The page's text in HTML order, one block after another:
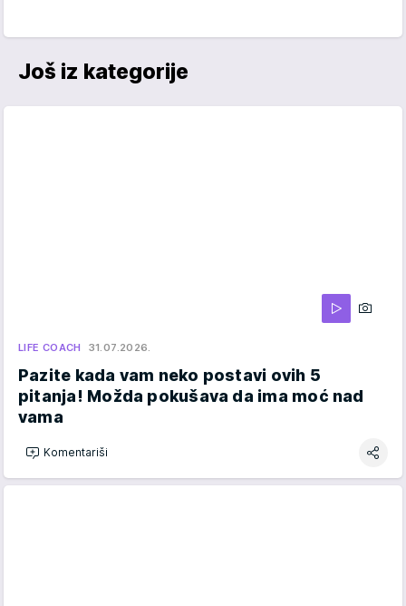
Još iz kategorije
LIFE COACH 31.07.2026.
Pazite kada vam neko postavi ovih 5
pitanja! Možda pokušava da ima moć nad
vama
Komentariši